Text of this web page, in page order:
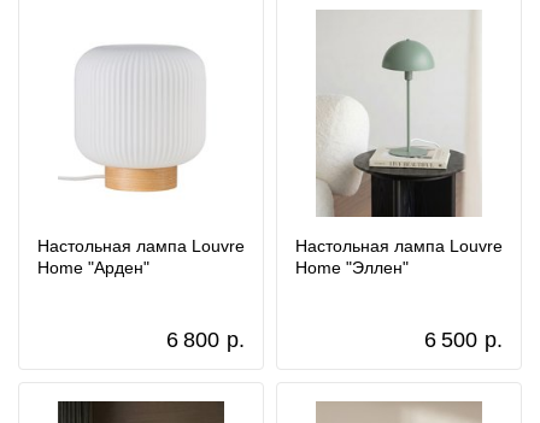
Настольная лампа Louvre
Home "Арден"
6 800 р.
Настольная лампа Louvre
Home "Эллен"
6 500 р.